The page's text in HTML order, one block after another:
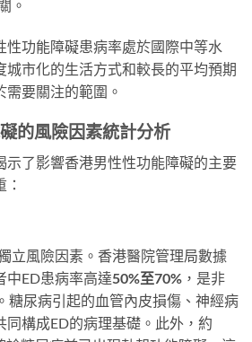
。
性功能障礙患病率處於國際中等水
城市化的生活方式和較長的平均預期
要關注的範圍。
的風險因素統計分析
示了影響香港男性性功能障礙的主要
立風險因素。香港醫院管理局數據
中ED患病率高達50%至70% ，是非
糖尿病引起的血管內皮損傷、神經病
同構成ED的病理基礎。此外，約